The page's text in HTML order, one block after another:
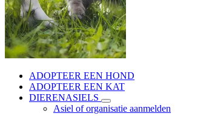
ADOPTEER EEN HOND
ADOPTEER EEN KAT
DIERENASIELS
Asiel of organisatie aanmelden